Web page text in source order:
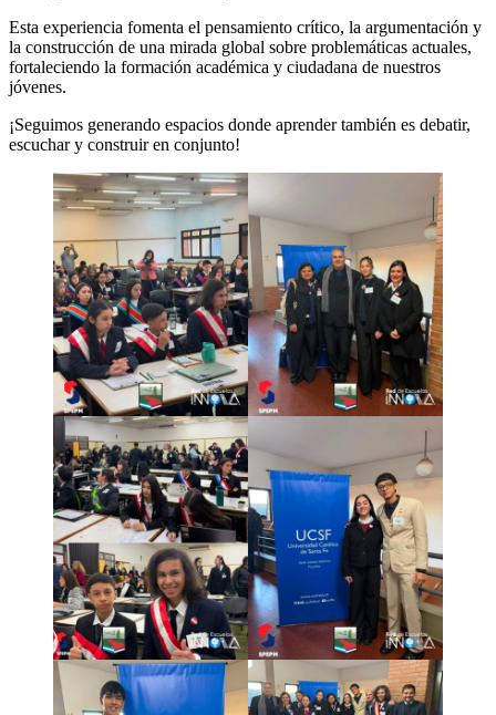
Esta experiencia fomenta el pensamiento crítico, la argumentación y
la construcción de una mirada global sobre problemáticas actuales,
fortaleciendo la formación académica y ciudadana de nuestros
jóvenes.
¡Seguimos generando espacios donde aprender también es debatir,
escuchar y construir en conjunto!